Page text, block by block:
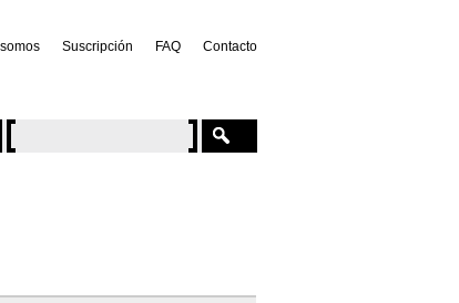
Suscripción FAQ Contacto